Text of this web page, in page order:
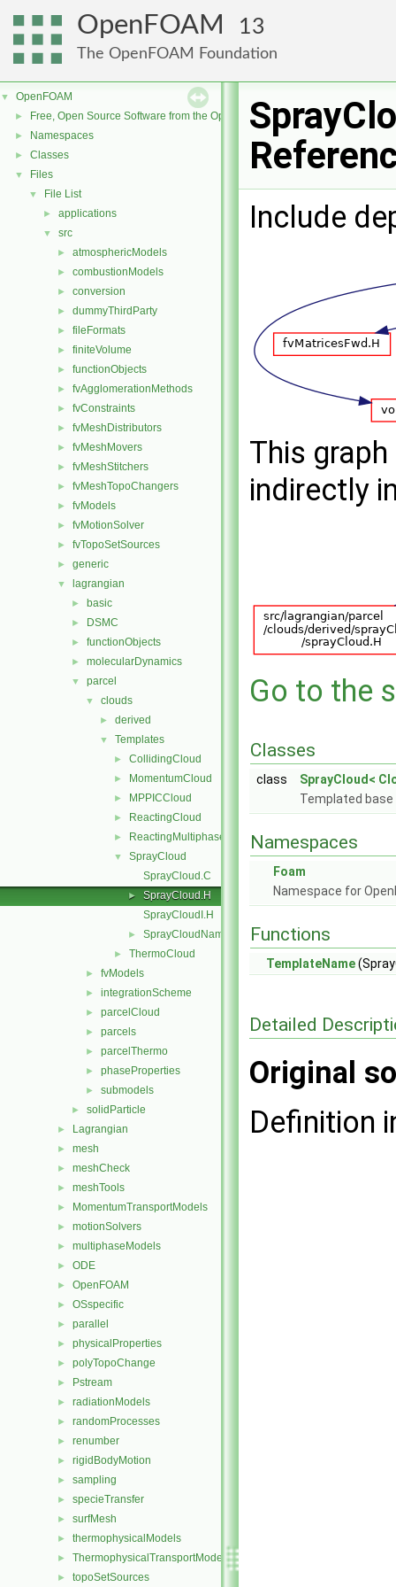
OpenFOAM 13
The OpenFOAM Foundation
▼ OpenFOAM
► Free, Open Source Software from the OpenFOAM Foundation
► Namespaces
► Classes
▼ Files
▼ File List
► applications
▼ src
► atmosphericModels
► combustionModels
► conversion
► dummyThirdParty
► fileFormats
► finiteVolume
► functionObjects
► fvAgglomerationMethods
► fvConstraints
► fvMeshDistributors
► fvMeshMovers
► fvMeshStitchers
► fvMeshTopoChangers
► fvModels
► fvMotionSolver
► fvTopoSetSources
► generic
▼ lagrangian
► basic
► DSMC
► functionObjects
► molecularDynamics
▼ parcel
▼ clouds
► derived
▼ Templates
► CollidingCloud
► MomentumCloud
► MPPICCloud
► ReactingCloud
► ReactingMultiphaseCloud
▼
SprayCloud
SprayCloud.C
►
SprayCloud.H
SprayCloudI.H
► SprayCloudName.C
► ThermoCloud
► fvModels
► integrationScheme
► parcelCloud
► parcels
► parcelThermo
► phaseProperties
► submodels
► solidParticle
► Lagrangian
► mesh
► meshCheck
► meshTools
► MomentumTransportModels
► motionSolvers
► multiphaseModels
► ODE
► OpenFOAM
► OSspecific
► parallel
► physicalProperties
► polyTopoChange
► Pstream
► radiationModels
► randomProcesses
► renumber
► rigidBodyMotion
► sampling
► specieTransfer
► surfMesh
► thermophysicalModels
► ThermophysicalTransportModels
► topoSetSources
Include
This
indirectly
Go to the
Classes
class
SprayCloud<
Templated
Namespaces
Foam
Namespace for
Functions
TemplateName
Detailed
Original
Definition